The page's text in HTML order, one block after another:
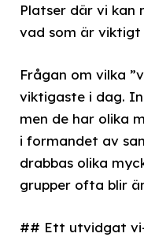
Platser där vi kan
vad som är viktigt
Frågan om vilka
viktigaste i dag.
men de har olika
i formandet av
drabbas olika
grupper ofta blir
## Ett utvidgat